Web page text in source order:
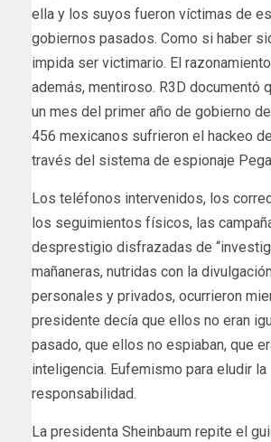
ella y los suyos fueron víctimas de
gobiernos pasados. Como si haber
impida ser victimario. El
además, mentiroso. R3D documentó
un mes del primer año de gobierno
456 mexicanos sufrieron el hackeo
través del sistema de espionaje
Los teléfonos intervenidos, los
los seguimientos físicos, las
desprestigio disfrazadas de
mañaneras, nutridas con la
personales y privados, ocurrieron
presidente decía que ellos no eran
pasado, que ellos no espiaban, que
inteligencia. Eufemismo para eludir la
responsabilidad.
La presidenta Sheinbaum repite el